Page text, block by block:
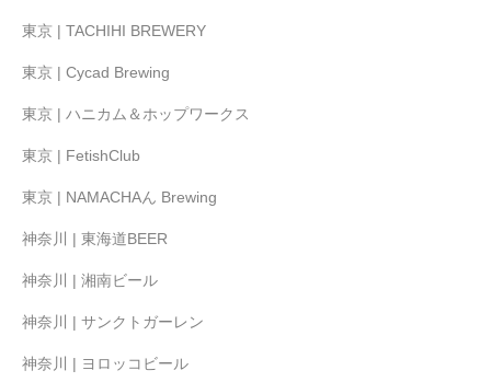
東京 | TACHIHI BREWERY
東京 | Cycad Brewing
東京 | ハニカム＆ホップワークス
東京 | FetishClub
東京 | NAMACHAん Brewing
神奈川 | 東海道BEER
神奈川 | 湘南ビール
神奈川 | サンクトガーレン
神奈川 | ヨロッコビール